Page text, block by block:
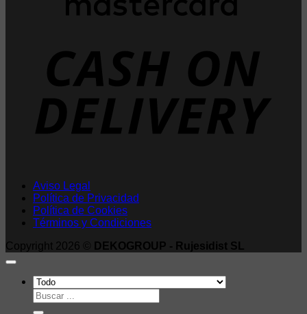
Aviso Legal
Política de Privacidad
Política de Cookies
Términos y Condiciones
Copyright 2026 ©
DEKOGROUP - Rujesidist SL
Buscar
por: